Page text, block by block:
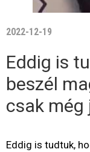
2022-12-19
Eddig is
beszél
csak
Eddig is tudtuk,